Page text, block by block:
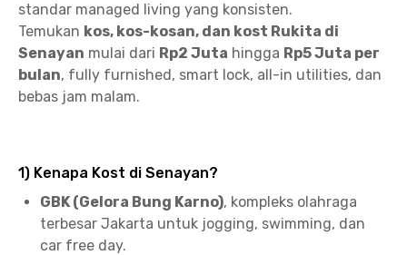
standar managed living yang konsisten.
Temukan kos, kos-kosan, dan kost Rukita di
Senayan mulai dari Rp2 Juta hingga Rp5 Juta per
bulan, fully furnished, smart lock, all-in utilities, dan
bebas jam malam.
1) Kenapa Kost di Senayan?
GBK (Gelora Bung Karno), kompleks olahraga
terbesar Jakarta untuk jogging, swimming, dan
car free day.